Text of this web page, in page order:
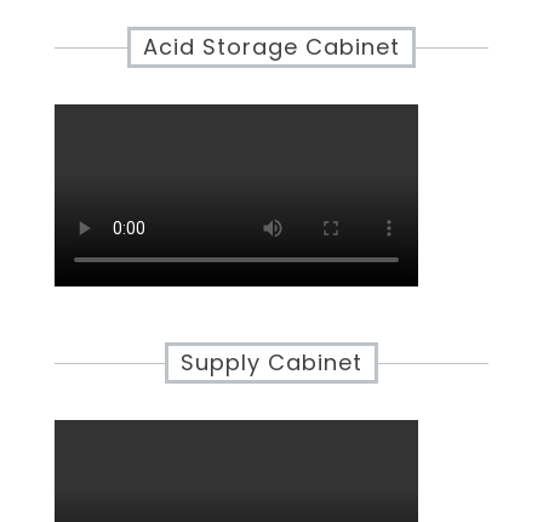
Acid Storage Cabinet
Supply Cabinet